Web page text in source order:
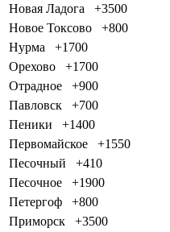
Новая Ладога
+3500
Новое Токсово
+800
Нурма
+1700
Орехово
+1700
Отрадное
+900
Павловск
+700
Пеники
+1400
Первомайское
+1550
Песочный
+410
Песочное
+1900
Петергоф
+800
Приморск
+3500